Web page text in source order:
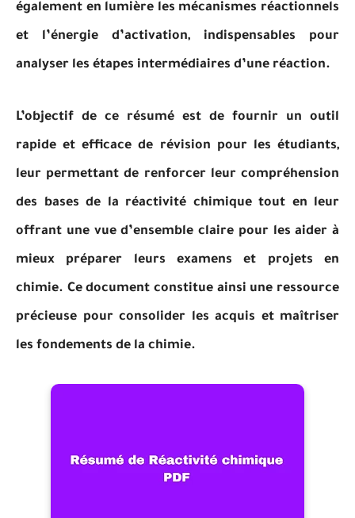
également en lumière les mécanismes réactionnels
et l’énergie d’activation, indispensables pour
analyser les étapes intermédiaires d’une réaction.
L’objectif de ce résumé est de fournir un outil
rapide et efficace de révision pour les étudiants,
leur permettant de renforcer leur compréhension
des bases de la réactivité chimique tout en leur
offrant une vue d’ensemble claire pour les aider à
mieux préparer leurs examens et projets en
chimie. Ce document constitue ainsi une ressource
précieuse pour consolider les acquis et maîtriser
les fondements de la chimie.